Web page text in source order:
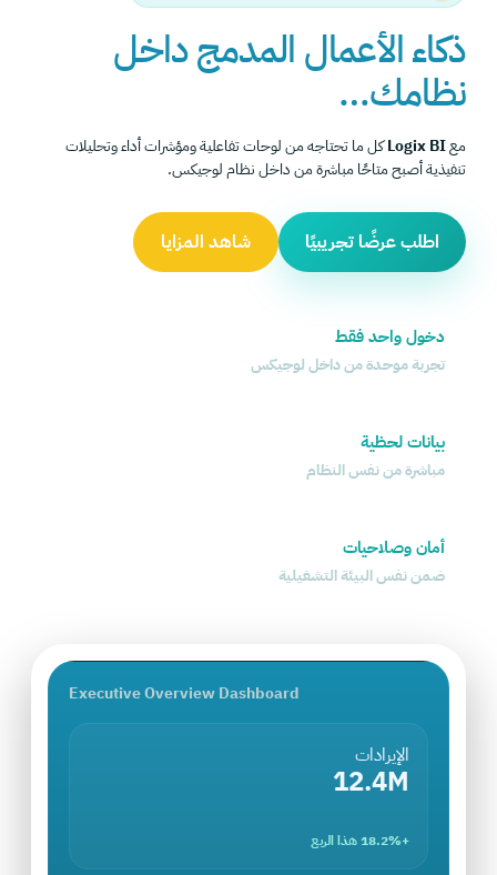
ذكاء الأعمال المدمج داخل
نظامك…
معLogix BIكل ما تحتاجه من لوحات تفاعلية ومؤشرات أداء وتحليلات
تنفيذية أصبح متاحًا مباشرة من داخل نظام لوجيكس.
اطلب عرضًا تجريبيًا شاهد المزايا
دخول واحد فقط
تجربة موحدة من داخل لوجيكس
بيانات لحظية
مباشرة من نفس النظام
أمان وصلاحيات
ضمن نفس البيئة التشغيلية
Executive Overview Dashboard
الإيرادات
12.4M
+18.2% هذا الربع